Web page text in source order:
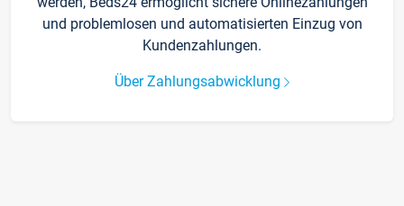
und problemlosen und automatisierten Einzug von
Kundenzahlungen.
Über Zahlungsabwicklung